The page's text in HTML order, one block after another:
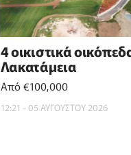
4 οικιστικά
Λακατάμεια
Από €100,000
12:21 - 05 ΑΥΓΟΥΣΤΟΥ 2026